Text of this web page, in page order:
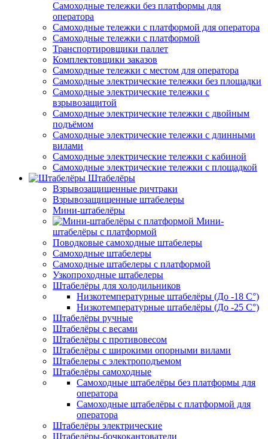
Самоходные тележки без платформы для
оператора
Самоходные тележки с платформой для оператора
Самоходные тележки с платформой
Транспортировщики паллет
Комплектовщики заказов
Самоходные тележки с местом для оператора
Самоходные электрические тележки без площадки
Самоходные электрические тележки с
взрывозащитой
Самоходные электрические тележки с двойным
подъёмом
Самоходные электрические тележки с длинными
вилами
Самоходные электрические тележки с кабиной
Самоходные электрические тележки с площадкой
Штабелёры
Взрывозащищенные ричтраки
Взрывозащищенные штабелеры
Мини-штабелёры
Мини-
штабелёры с платформой
Поводковые самоходные штабелеры
Самоходные штабелеры
Самоходные штабелеры с платформой
Узкопроходные штабелеры
Штабелёры для холодильников
Низкотемпературные штабелёры (До -18 C°)
Низкотемпературные штабелёры (До -25 C°)
Штабелёры ручные
Штабелёры с весами
Штабелёры с противовесом
Штабелёры с широкими опорными вилами
Штабелеры с электроподъемом
Штабелёры самоходные
Самоходные штабелёры без платформы для
оператора
Самоходные штабелёры с платформой для
оператора
Штабелёры электрические
Штабелёры-бочкокантователи